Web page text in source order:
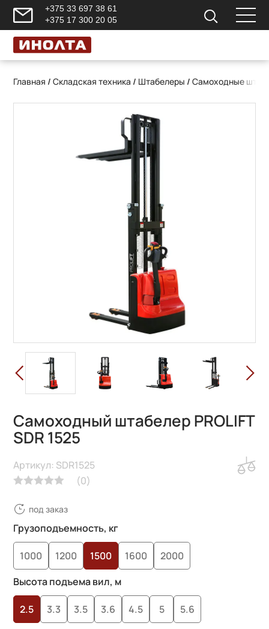
+375 33 697 38 61
+375 17 300 20 05
Главная /Складская техника / Штабелеры /Самоходные
Самоходный штабелер PROLIFT
SDR 1525
(0)
Артикул: SDR1525
под заказ
Грузоподъемность, кг
1000 1200 1500 1600
2000
Высота подъема вил, м
2.5 3.3 3.5 3.6 4.5 5 5.6